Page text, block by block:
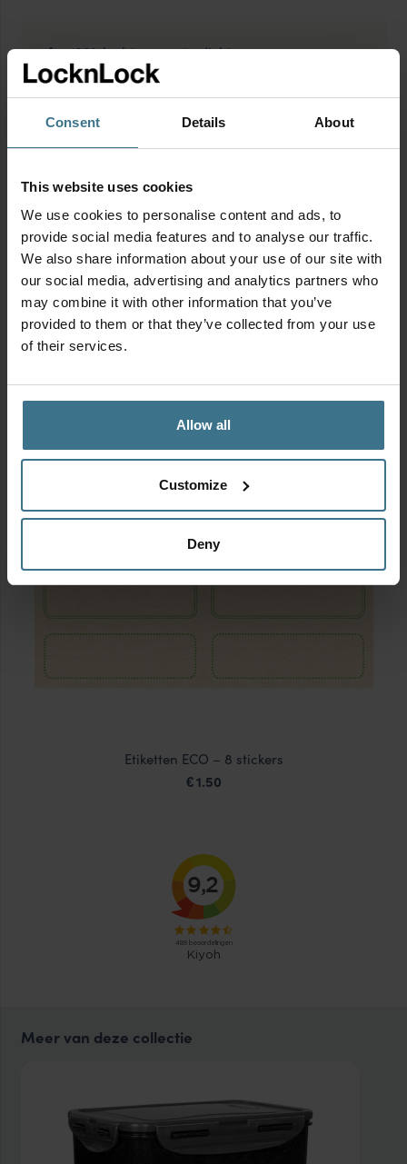
Consent Details About
This website uses cookies
We use cookies to personalise content and ads, to
provide social media features and to analyse our traffic.
We also share information about your use of our site with
our social media, advertising and analytics partners who
may combine it with other information that you’ve
provided to them or that they’ve collected from your use
of their services.
Allow all
Customize
Deny
100% lucht- en waterdicht
Uniek in kleur: laat je verrassen!
Al onze producten zijn BPA-vrij en PFAS-vrij
Geschikt voor magnetron, diepvries en
vaatwasser (bovenste rek)
Productinformatie
Geschikt voor
Etiketten ECO – 8 stickers
€ 1.50
Meer van deze collectie